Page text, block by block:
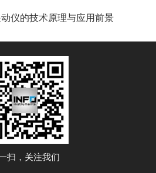
仪的技术原理与应用前景
扫，关注我们